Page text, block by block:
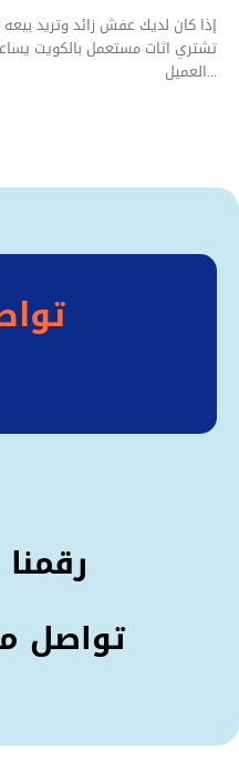
إذا كان لديك عفش زائد وتريد
تشتري اثاث مستعمل بالكويت
العميل...
تواصل